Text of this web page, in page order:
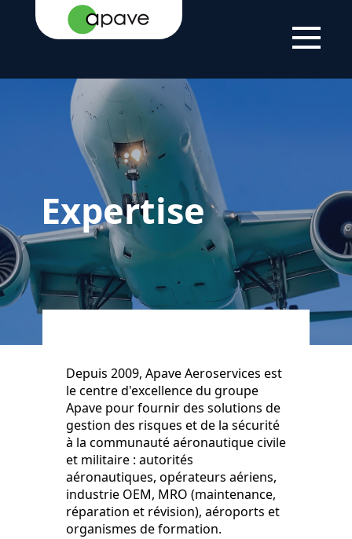
ACCUEIL EXPERTISE
Expertise
Depuis 2009, Apave Aeroservices est
le centre d'excellence du groupe
Apave pour fournir des solutions de
gestion des risques et de la sécurité
à la communauté aéronautique civile
et militaire : autorités
aéronautiques, opérateurs aériens,
industrie OEM, MRO (maintenance,
réparation et révision), aéroports et
organismes de formation.